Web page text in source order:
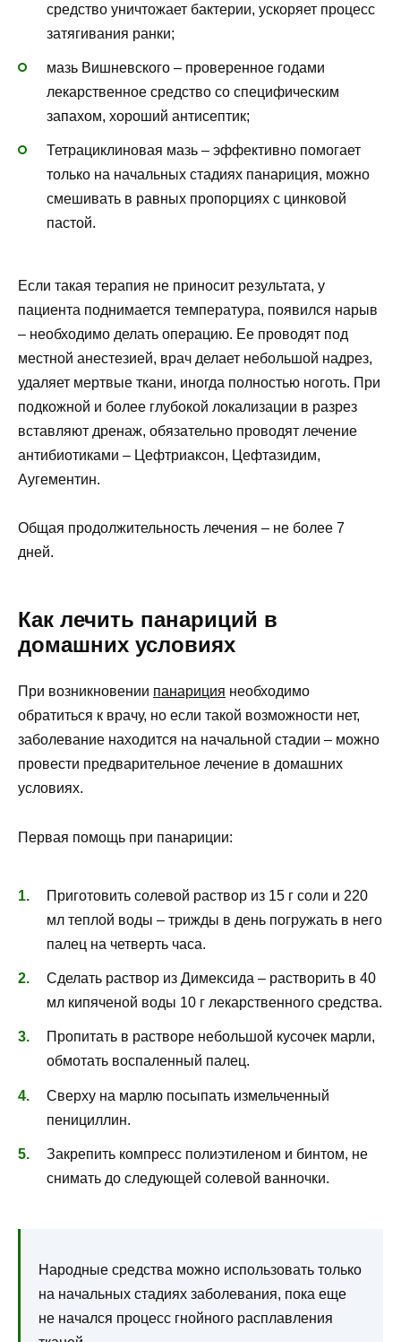
средство уничтожает бактерии, ускоряет процесс
затягивания ранки;
мазь Вишневского – проверенное годами
лекарственное средство со специфическим
запахом, хороший антисептик;
Тетрациклиновая мазь – эффективно помогает
только на начальных стадиях панариция, можно
смешивать в равных пропорциях с цинковой
пастой.
Если такая терапия не приносит результата, у
пациента поднимается температура, появился нарыв
– необходимо делать операцию. Ее проводят под
местной анестезией, врач делает небольшой надрез,
удаляет мертвые ткани, иногда полностью ноготь. При
подкожной и более глубокой локализации в разрез
вставляют дренаж, обязательно проводят лечение
антибиотиками – Цефтриаксон, Цефтазидим,
Аугементин.
Общая продолжительность лечения – не более 7
дней.
Как лечить панариций в
домашних условиях
При возникновении панариция необходимо
обратиться к врачу, но если такой возможности нет,
заболевание находится на начальной стадии – можно
провести предварительное лечение в домашних
условиях.
Первая помощь при панариции:
Приготовить солевой раствор из 15 г соли и 220
мл теплой воды – трижды в день погружать в него
палец на четверть часа.
Сделать раствор из Димексида – растворить в 40
мл кипяченой воды 10 г лекарственного средства.
Пропитать в растворе небольшой кусочек марли,
обмотать воспаленный палец.
Сверху на марлю посыпать измельченный
пенициллин.
Закрепить компресс полиэтиленом и бинтом, не
снимать до следующей солевой ванночки.
Народные средства можно использовать только
на начальных стадиях заболевания, пока еще
не начался процесс гнойного расплавления